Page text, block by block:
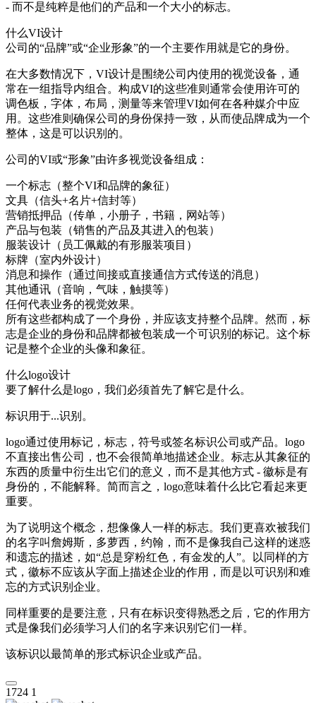
- 而不是纯粹是他们的产品和一个大小的标志。
什么VI设计
公司的“品牌”或“企业形象”的一个主要作用就是它的身份。
在大多数情况下，VI设计是围绕公司内使用的视觉设备，通
常在一组指导内组合。构成VI的这些准则通常会使用许可的
调色板，字体，布局，测量等来管理VI如何在各种媒介中应
用。这些准则确保公司的身份保持一致，从而使品牌成为一个
整体，这是可以识别的。
公司的VI或“形象”由许多视觉设备组成：
一个标志（整个VI和品牌的象征）
文具（信头+名片+信封等）
营销抵押品（传单，小册子，书籍，网站等）
产品与包装（销售的产品及其进入的包装）
服装设计（员工佩戴的有形服装项目）
标牌（室内外设计）
消息和操作（通过间接或直接通信方式传送的消息）
其他通讯（音响，气味，触摸等）
任何代表业务的视觉效果。
所有这些都构成了一个身份，并应该支持整个品牌。然而，标
志是企业的身份和品牌都被包装成一个可识别的标记。这个标
记是整个企业的头像和象征。
什么logo设计
要了解什么是logo，我们必须首先了解它是什么。
标识用于...识别。
logo通过使用标记，标志，符号或签名标识公司或产品。logo
不直接出售公司，也不会很简单地描述企业。标志从其象征的
东西的质量中衍生出它们的意义，而不是其他方式 - 徽标是有
身份的，不能解释。简而言之，logo意味着什么比它看起来更
重要。
为了说明这个概念，想像像人一样的标志。我们更喜欢被我们
的名字叫詹姆斯，多萝西，约翰，而不是像我自己这样的迷惑
和遗忘的描述，如“总是穿粉红色，有金发的人”。以同样的方
式，徽标不应该从字面上描述企业的作用，而是以可识别和难
忘的方式识别企业。
同样重要的是要注意，只有在标识变得熟悉之后，它的作用方
式是像我们必须学习人们的名字来识别它们一样。
该标识以最简单的形式标识企业或产品。
1724 1